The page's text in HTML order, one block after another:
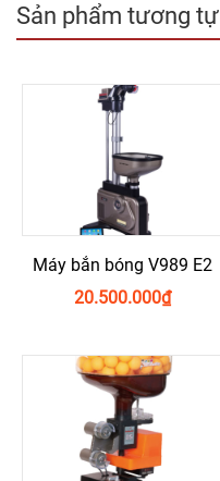
Sản phẩm tương tự
Máy bắn bóng V989 E2
₫
20.500.000